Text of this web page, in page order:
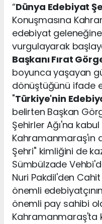
“Dünya Edebiyat
Konuşmasına
edebiyat
vurgulayarak
Başkanı Fırat
boyunca yaşayan
dönüştüğünü ifade
"Türkiye'nin
belirten Başkan
Şehirler Ağı'na
Kahramanmaraş'ın
Şehri" kimliğini de
Sümbülzade
Nuri Pakdil'den
önemli
önemli pay sahibi
Kahramanmaraş'ta